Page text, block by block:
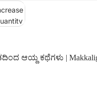
ಆಯ್ದ ಕಥೆಗಳು |